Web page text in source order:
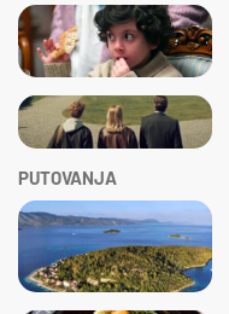
PUTOVANJA